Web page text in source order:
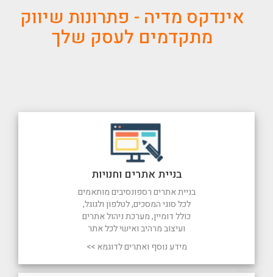
אינדקס מדיה - פתרונות שיווק
מתקדמים לעסק שלך
בניית אתרים וחנויות
בניית אתרים רספונסיבים מותאמים
לכל סוגי המסכים, לטלפון ולגוגל,
כולל דומיין, מערכת ניהול אתרים
ועיצוב מרהיב ואישי לכל אתר
מידע נוסף ואתרים לדוגמא >>